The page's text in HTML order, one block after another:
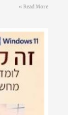
Read More »